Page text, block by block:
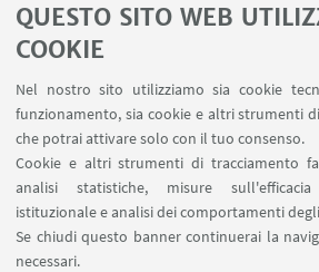
QUESTO SITO WEB
COOKIE
Nel nostro sito utilizziamo sia cookie
funzionamento, sia cookie e altri strumenti
che potrai attivare solo con il tuo consenso.
Cookie e altri strumenti di tracciamento
analisi statistiche, misure
istituzionale e analisi dei comportamenti
Se chiudi questo banner continuerai la
necessari.
Tiziana Pironi, Maria Montessori e
milanesi dell'Unione femminile e
Umanitaria , «ANNALI DI STORIA
E DELLE ISTITUZIONI
8 - 26 [articolo]
Tiziana, Pironi,
Educating to
value of child of infants’
the Twentieth century’s pedagogy